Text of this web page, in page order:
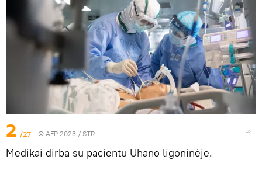
2 /27 © AFP 2023 / STR
Medikai dirba su pacientu Uhano ligoninėje.